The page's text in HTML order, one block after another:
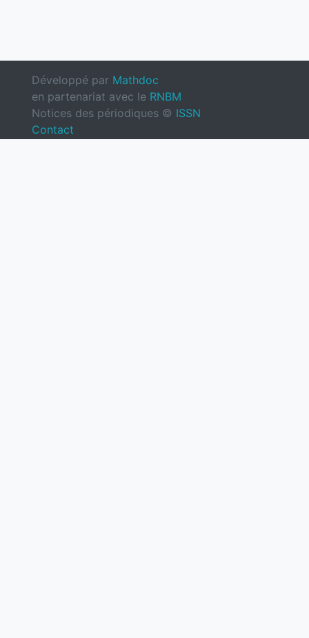
Développé par Mathdoc
en partenariat avec le RNBM
Notices des périodiques © ISSN
Contact